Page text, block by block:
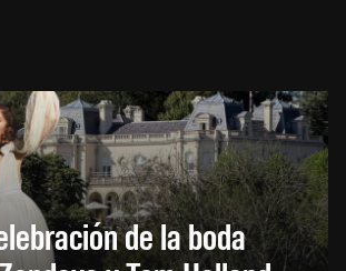
de la boda